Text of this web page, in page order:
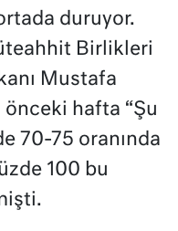
duruyor.
Birlikleri
Mustafa
hafta “Şu
70-75 oranında
100 bu